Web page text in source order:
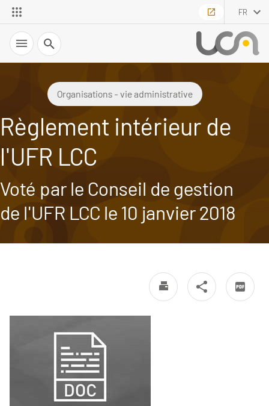
FR
Recherche
Organisations - vie administrative
Règlement intérieur de
l'UFR LCC
Voté par le Conseil de gestion
de l'UFR LCC le 10 janvier 2018